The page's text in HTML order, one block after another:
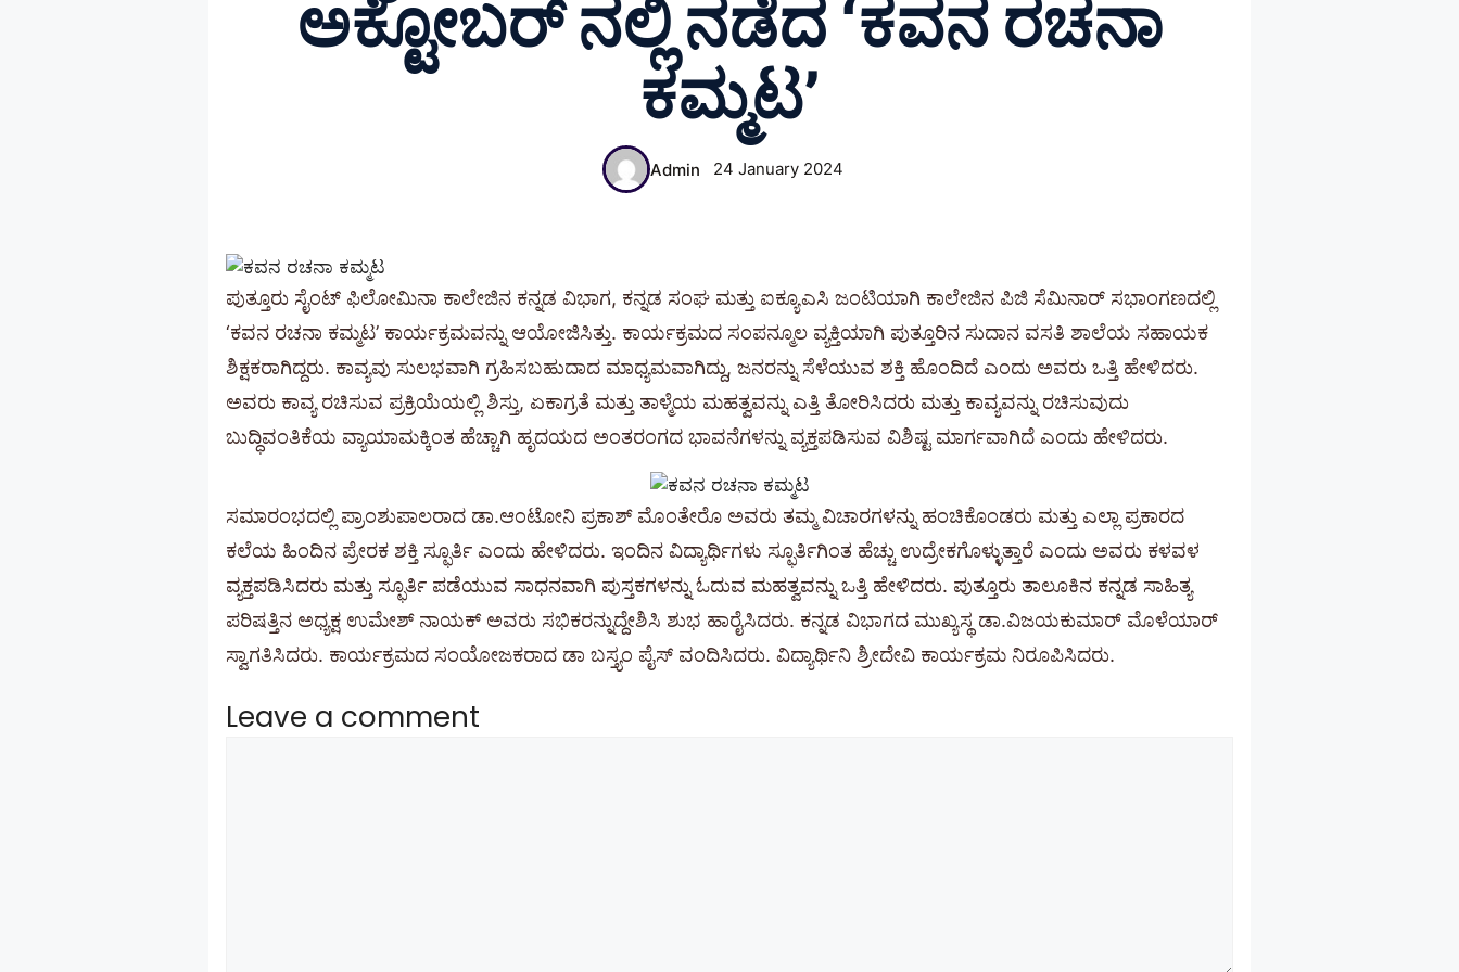
ಅಕ್ಟೋಬರ್ ನಲ್ಲಿ ನಡೆದ ‘ಕವನ ರಚನಾ
ಕಮ್ಮಟ’
Admin 24 January 2024
ಪುತ್ತೂರು ಸೈಂಟ್ ಫಿಲೋಮಿನಾ ಕಾಲೇಜಿನ ಕನ್ನಡ ವಿಭಾಗ, ಕನ್ನಡ ಸಂಘ ಮತ್ತು ಐಕ್ಯೂಎಸಿ ಜಂಟಿಯಾಗಿ ಕಾಲೇಜಿನ ಪಿಜಿ ಸೆಮಿನಾರ್ ಸಭಾಂಗಣದಲ್ಲಿ
‘ಕವನ ರಚನಾ ಕಮ್ಮಟ’ ಕಾರ್ಯಕ್ರಮವನ್ನು ಆಯೋಜಿಸಿತ್ತು. ಕಾರ್ಯಕ್ರಮದ ಸಂಪನ್ಮೂಲ ವ್ಯಕ್ತಿಯಾಗಿ ಪುತ್ತೂರಿನ ಸುದಾನ ವಸತಿ ಶಾಲೆಯ ಸಹಾಯಕ
ಶಿಕ್ಷಕರಾಗಿದ್ದರು. ಕಾವ್ಯವು ಸುಲಭವಾಗಿ ಗ್ರಹಿಸಬಹುದಾದ ಮಾಧ್ಯಮವಾಗಿದ್ದು, ಜನರನ್ನು ಸೆಳೆಯುವ ಶಕ್ತಿ ಹೊಂದಿದೆ ಎಂದು ಅವರು ಒತ್ತಿ ಹೇಳಿದರು.
ಅವರು ಕಾವ್ಯ ರಚಿಸುವ ಪ್ರಕ್ರಿಯೆಯಲ್ಲಿ ಶಿಸ್ತು, ಏಕಾಗ್ರತೆ ಮತ್ತು ತಾಳ್ಮೆಯ ಮಹತ್ವವನ್ನು ಎತ್ತಿ ತೋರಿಸಿದರು ಮತ್ತು ಕಾವ್ಯವನ್ನು ರಚಿಸುವುದು
ಬುದ್ಧಿವಂತಿಕೆಯ ವ್ಯಾಯಾಮಕ್ಕಿಂತ ಹೆಚ್ಚಾಗಿ ಹೃದಯದ ಅಂತರಂಗದ ಭಾವನೆಗಳನ್ನು ವ್ಯಕ್ತಪಡಿಸುವ ವಿಶಿಷ್ಟ ಮಾರ್ಗವಾಗಿದೆ ಎಂದು ಹೇಳಿದರು.
ಸಮಾರಂಭದಲ್ಲಿ ಪ್ರಾಂಶುಪಾಲರಾದ ಡಾ.ಆಂಟೋನಿ ಪ್ರಕಾಶ್ ಮೊಂತೇರೊ ಅವರು ತಮ್ಮ ವಿಚಾರಗಳನ್ನು ಹಂಚಿಕೊಂಡರು ಮತ್ತು ಎಲ್ಲಾ ಪ್ರಕಾರದ
ಕಲೆಯ ಹಿಂದಿನ ಪ್ರೇರಕ ಶಕ್ತಿ ಸ್ಫೂರ್ತಿ ಎಂದು ಹೇಳಿದರು. ಇಂದಿನ ವಿದ್ಯಾರ್ಥಿಗಳು ಸ್ಫೂರ್ತಿಗಿಂತ ಹೆಚ್ಚು ಉದ್ರೇಕಗೊಳ್ಳುತ್ತಾರೆ ಎಂದು ಅವರು ಕಳವಳ
ವ್ಯಕ್ತಪಡಿಸಿದರು ಮತ್ತು ಸ್ಫೂರ್ತಿ ಪಡೆಯುವ ಸಾಧನವಾಗಿ ಪುಸ್ತಕಗಳನ್ನು ಓದುವ ಮಹತ್ವವನ್ನು ಒತ್ತಿ ಹೇಳಿದರು. ಪುತ್ತೂರು ತಾಲೂಕಿನ ಕನ್ನಡ ಸಾಹಿತ್ಯ
ಪರಿಷತ್ತಿನ ಅಧ್ಯಕ್ಷ ಉಮೇಶ್ ನಾಯಕ್ ಅವರು ಸಭಿಕರನ್ನುದ್ದೇಶಿಸಿ ಶುಭ ಹಾರೈಸಿದರು. ಕನ್ನಡ ವಿಭಾಗದ ಮುಖ್ಯಸ್ಥ ಡಾ.ವಿಜಯಕುಮಾರ್ ಮೊಳೆಯಾರ್
ಸ್ವಾಗತಿಸಿದರು. ಕಾರ್ಯಕ್ರಮದ ಸಂಯೋಜಕರಾದ ಡಾ ಬಸ್ತ್ಯಂ ಪೈಸ್ ವಂದಿಸಿದರು. ವಿದ್ಯಾರ್ಥಿನಿ ಶ್ರೀದೇವಿ ಕಾರ್ಯಕ್ರಮ ನಿರೂಪಿಸಿದರು.
Leave a comment